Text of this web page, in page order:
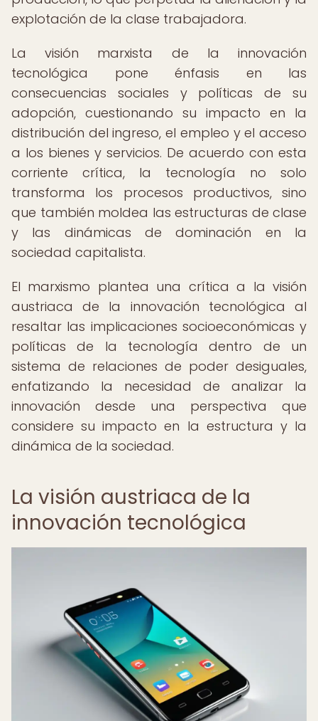
explotación de la clase trabajadora.
La visión marxista de la innovación
tecnológica pone énfasis en las
consecuencias sociales y políticas de su
adopción, cuestionando su impacto en la
distribución del ingreso, el empleo y el acceso
a los bienes y servicios. De acuerdo con esta
corriente crítica, la tecnología no solo
transforma los procesos productivos, sino
que también moldea las estructuras de clase
y las dinámicas de dominación en la
sociedad capitalista.
El marxismo plantea una crítica a la visión
austriaca de la innovación tecnológica al
resaltar las implicaciones socioeconómicas y
políticas de la tecnología dentro de un
sistema de relaciones de poder desiguales,
enfatizando la necesidad de analizar la
innovación desde una perspectiva que
considere su impacto en la estructura y la
dinámica de la sociedad.
La visión austriaca de la
innovación tecnológica